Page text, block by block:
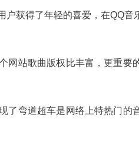
户获得了年轻的喜爱，在QQ音
网站歌曲版权比丰富，更重要
了弯道超车是网络上特热门的